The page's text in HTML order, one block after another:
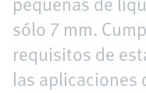
sólo 7 mm.
requisitos de
las aplicaciones